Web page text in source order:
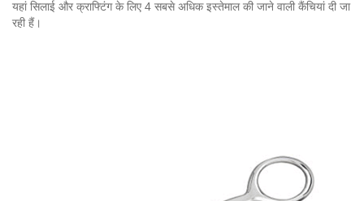
यहां सिलाई और क्राफ्टिंग के लिए 4 सबसे अधिक इस्तेमाल की जाने वाली कैंचियां दी जा
रही हैं।